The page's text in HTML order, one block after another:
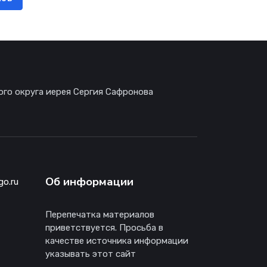
округа иерея Сергия Сафронова
Об информации
Перепечатка материалов
приветствуется. Просьба в
качестве источника информации
указывать этот сайт